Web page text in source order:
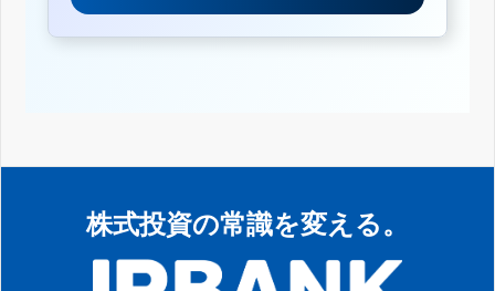
株式投資の常識を変える。